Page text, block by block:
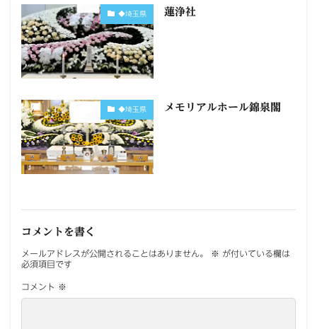
◆埼玉県 蓮浄社
◆埼玉県 メモリアルホール錦泉閣
コメントを書く
メールアドレスが公開されることはありません。 ※ が付いている欄は
必須項目です
コメント ※